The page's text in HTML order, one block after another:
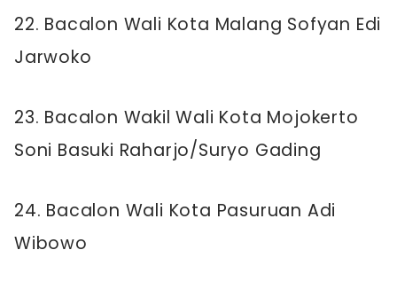
22. Bacalon Wali Kota Malang Sofyan Edi
Jarwoko
23. Bacalon Wakil Wali Kota Mojokerto
Soni Basuki Raharjo/Suryo Gading
24. Bacalon Wali Kota Pasuruan Adi
Wibowo